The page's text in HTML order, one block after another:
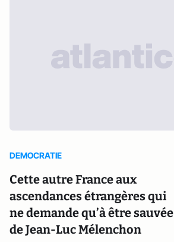
DEMOCRATIE
Cette autre France aux
ascendances étrangères qui
ne demande qu’à être sauvée
de Jean-Luc Mélenchon